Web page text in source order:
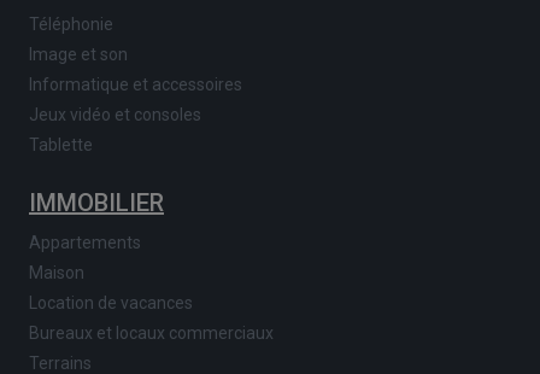
Téléphonie
Image et son
Informatique et accessoires
Jeux vidéo et consoles
Tablette
IMMOBILIER
Appartements
Maison
Location de vacances
Bureaux et locaux commerciaux
Terrains